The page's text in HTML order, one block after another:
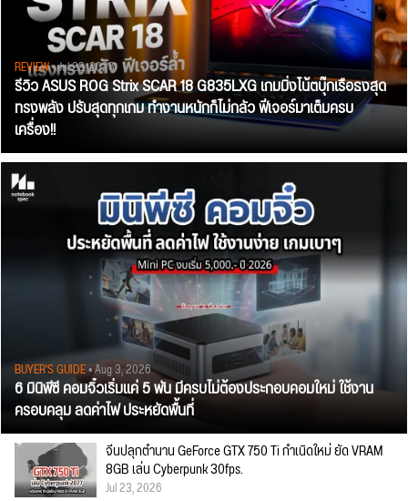
REVIEW• Jul 28, 2026
รีวิว ASUS ROG Strix SCAR 18 G835LXG เกมมิ่งโน้ตบุ๊กเรือธงสุด
ทรงพลัง ปรับสุดทุกเกม ทำงานหนักก็ไม่กลัว ฟีเจอร์มาเต็มครบ
เครื่อง!!
BUYER'S GUIDE• Aug 3, 2026
6 มินิพีซี คอมจิ๋วเริ่มแค่ 5 พัน มีครบไม่ต้องประกอบคอมใหม่ ใช้งาน
ครอบคลุม ลดค่าไฟ ประหยัดพื้นที่
จีนปลุกตำนาน GeForce GTX 750 Ti กำเนิดใหม่ ยัด VRAM
8GB เล่น Cyberpunk 30fps.
Jul 23, 2026